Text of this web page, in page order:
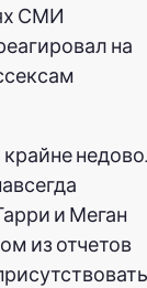
СМИ
на
и Меган
из отчетов